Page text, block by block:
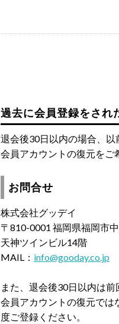
過去に会員登録をされ
退会後30日以内の場合、以
会員アカウントの復元をご
お問合せ
株式会社グッデイ
〒810-0001 福岡県福岡市
天神ツインビル14階
MAIL： info@gooday.co.jp
また、退会後30日以内は
会員アカウントの復元では
度ご登録ください。